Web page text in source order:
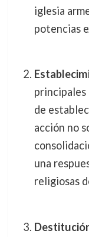
iglesia
potencias
principales
de
acción no
una
religiosas